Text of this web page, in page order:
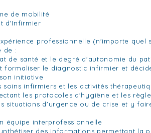
de mobilité
d'Infirmier
professionnelle (n'importe quel
de :
santé et le degré d'autonomie du
le diagnostic infirmier et
initiative
infirmiers et les activités
les protocoles d'hygiène et les
d'urgence ou de crise et y faire
interprofessionnelle
des informations permettant la